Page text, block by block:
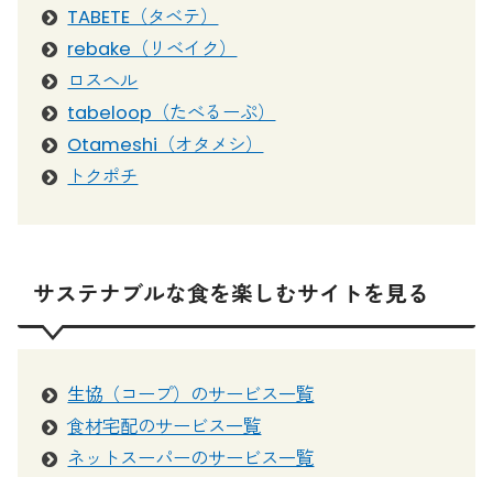
TABETE（タベテ）
rebake（リベイク）
ロスヘル
tabeloop（たべるーぷ）
Otameshi（オタメシ）
トクポチ
サステナブルな食を楽しむサイトを見る
生協（コープ）のサービス一覧
食材宅配のサービス一覧
ネットスーパーのサービス一覧